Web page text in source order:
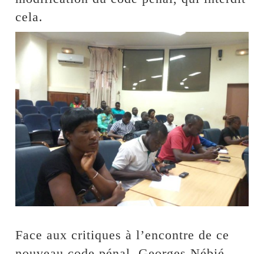
cela.
Face aux critiques à l’encontre de ce